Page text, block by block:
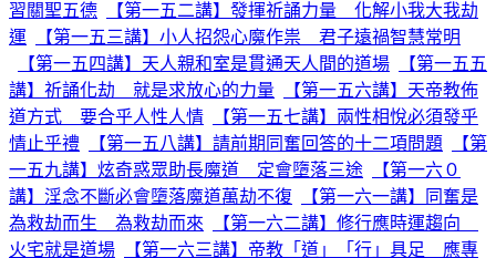
習關聖五德
【第一五二講】發揮祈誦力量 化解小我大我劫
運
【第一五三講】小人招怨心魔作祟 君子遠禍智慧常明
【第一五四講】天人親和室是貫通天人間的道場
【第一五五
講】祈誦化劫 就是求放心的力量
【第一五六講】天帝教佈
道方式 要合乎人性人情
【第一五七講】兩性相悅必須發乎
情止乎禮
【第一五八講】請前期同奮回答的十二項問題
【第
一五九講】炫奇惑眾助長魔道 定會墮落三途
【第一六０
講】淫念不斷必會墮落魔道萬劫不復
【第一六一講】同奮是
為救劫而生 為救劫而來
【第一六二講】修行應時運趨向
火宅就是道場
【第一六三講】帝教「道」「行」具足 應專